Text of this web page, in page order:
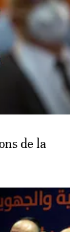
de la